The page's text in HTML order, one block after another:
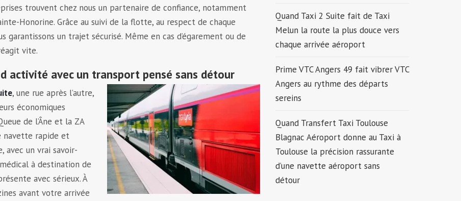
trouvent chez nous un partenaire de confiance, notamment
Honorine. Grâce au suivi de la flotte, au respect de chaque
un trajet sécurisé. Même en cas d’égarement ou de
vite.
activité avec un transport pensé sans détour
, une rue après l’autre,
économiques
de l’Âne et la ZA
navette rapide et
avec un vrai savoir-
à destination de
avec sérieux. À
avant votre arrivée
Quand Taxi 2 Suite fait de Taxi
Melun la route la plus douce vers
chaque arrivée aéroport
Prime VTC Angers 49 fait vibrer VTC
Angers au rythme des départs
sereins
Quand Transfert Taxi Toulouse
Blagnac Aéroport donne au Taxi à
Toulouse la précision rassurante
d’une navette aéroport sans
détour